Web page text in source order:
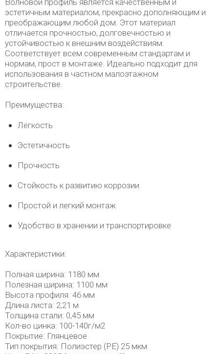
Волновой профиль является качественным и
эстетичным материалом, прекрасно дополняющим и
преображающим любой дом. Этот материал
отличается прочностью, долговечностью и
устойчивостью к внешним воздействиям.
Соответствует всем современным стандартам и
нормам, прост в монтаже. Идеально подходит для
использования в частном малоэтажном
строительстве.
Преимущества:
Легкость
Эстетичность
Прочность
Стойкость к развитию коррозии
Простой и легкий монтаж
Удобство в хранении и транспортировке
Характеристики:
Полная ширина: 1180 мм
Полезная ширина: 1100 мм
Высота профиля: 46 мм
Длина листа: 2,21 м
Толщина стали: 0,45 мм
Кол-во цинка: 100-140г/м2
Покрытие: Глянцевое
Тип покрытия: Полиэстер (РЕ) 25 мкм